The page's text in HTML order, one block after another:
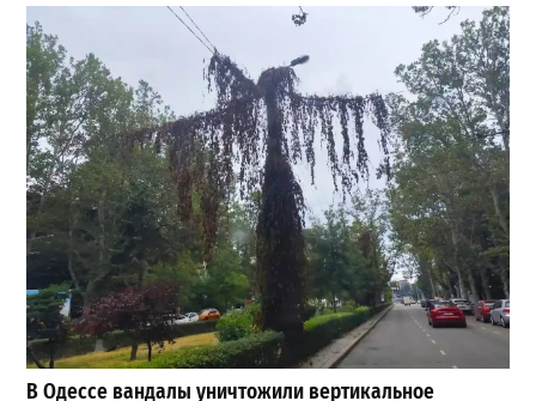
В Одессе вандалы уничтожили вертикальное